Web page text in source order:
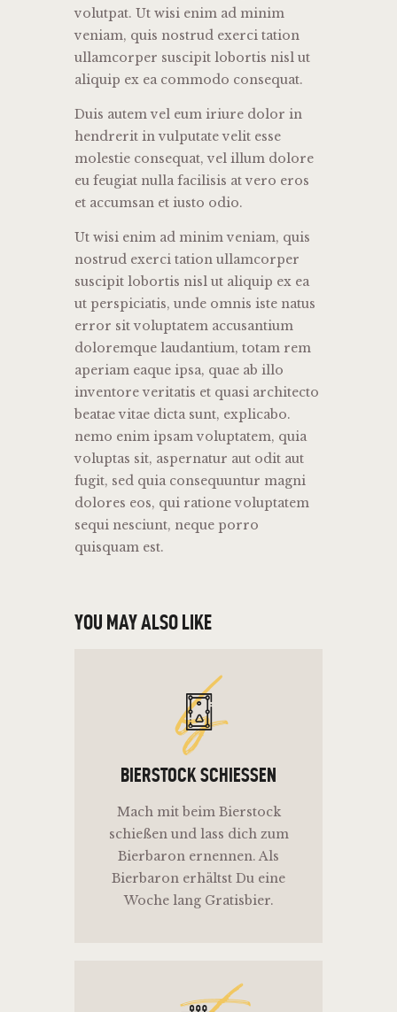
volutpat. Ut wisi enim ad minim
veniam, quis nostrud exerci tation
ullamcorper suscipit lobortis nisl ut
aliquip ex ea commodo consequat.
Duis autem vel eum iriure dolor in
hendrerit in vulputate velit esse
molestie consequat, vel illum dolore
eu feugiat nulla facilisis at vero eros
et accumsan et iusto odio.
Ut wisi enim ad minim veniam, quis
nostrud exerci tation ullamcorper
suscipit lobortis nisl ut aliquip ex ea
ut perspiciatis, unde omnis iste natus
error sit voluptatem accusantium
doloremque laudantium, totam rem
aperiam eaque ipsa, quae ab illo
inventore veritatis et quasi architecto
beatae vitae dicta sunt, explicabo.
nemo enim ipsam voluptatem, quia
voluptas sit, aspernatur aut odit aut
fugit, sed quia consequuntur magni
dolores eos, qui ratione voluptatem
sequi nesciunt, neque porro
quisquam est.
YOU MAY ALSO LIKE
bs
BIERSTOCK SCHIESSEN
Mach mit beim Bierstock
schießen und lass dich zum
Bierbaron ernennen. Als
Bierbaron erhältst Du eine
Woche lang Gratisbier.